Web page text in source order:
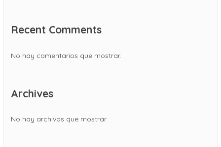
Recent Comments
No hay comentarios que mostrar.
Archives
No hay archivos que mostrar.